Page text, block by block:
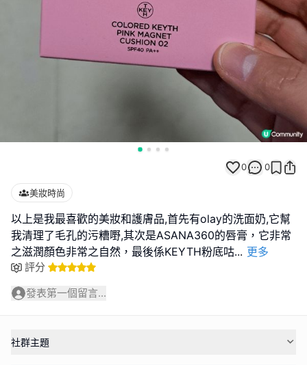
0 0
美妝時尚
以上是我最喜歡的美妝和護膚品,首先有olay的洗面奶,它幫
我清理了毛孔的污糟嘢,其次是ASANA360的唇膏，它非常
之滋潤顏色非常之自然，最後係KEYTH粉底咕... 更多
評分
發表第一個留言...
社群主題